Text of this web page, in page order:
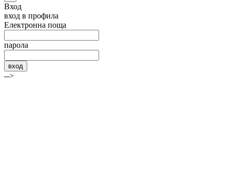
Вход
вход в профила
Електронна поща
парола
вход
-->